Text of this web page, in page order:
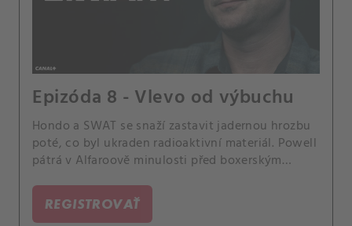
Epizóda 8 - Vlevo od výbuchu
Hondo a SWAT se snaží zastavit jadernou hrozbu
poté, co byl ukraden radioaktivní materiál. Powell
pátrá v Alfaroově minulosti před boxerským
REGISTROVAŤ